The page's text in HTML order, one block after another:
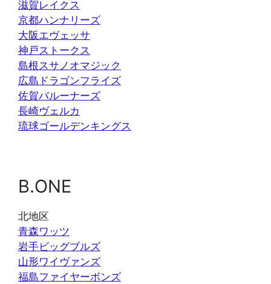
滋賀レイクス
京都ハンナリーズ
大阪エヴェッサ
神戸ストークス
島根スサノオマジック
広島ドラゴンフライズ
佐賀バルーナーズ
長崎ヴェルカ
琉球ゴールデンキングス
B.ONE
北地区
青森ワッツ
岩手ビッグブルズ
山形ワイヴァンズ
福島ファイヤーボンズ